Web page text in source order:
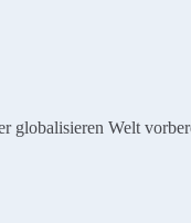
globalisieren Welt